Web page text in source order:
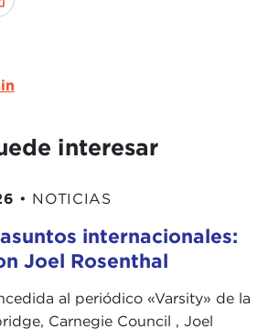
interesar
• NOTICIAS
internacionales:
Joel Rosenthal
al periódico « Varsity» de la
Carnegie Council , Joel